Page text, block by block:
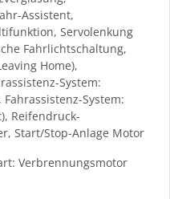
Assistent,
Servolenkung
Fahrlichtschaltung,
Home),
System:
System:
Reifendruck-
Start/Stop-Anlage Motor
Verbrennungsmotor